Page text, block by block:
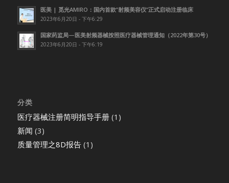
医美 | 觅光AMIRO：国内首款”射频美容仪”正式启动注册临床
2023年6月20日 - 下午6:29
国家药监局—医美射频器械按照医疗器械管理通知（2022年第30号）
2023年6月20日 - 下午6:19
分类
医疗器械注册简明指导手册(1)
新闻 (3)
质量管理之8D报告(1)